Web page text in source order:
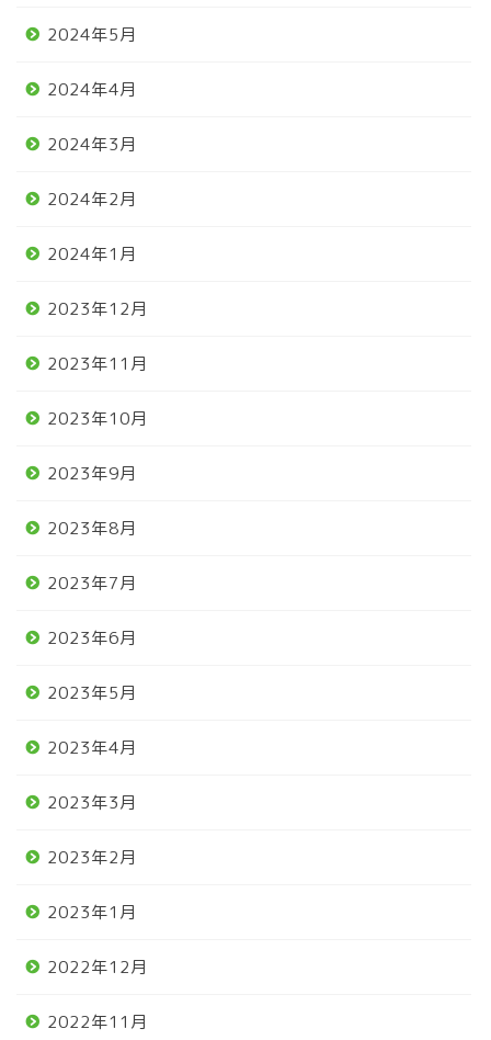
2024年5月
2024年4月
2024年3月
2024年2月
2024年1月
2023年12月
2023年11月
2023年10月
2023年9月
2023年8月
2023年7月
2023年6月
2023年5月
2023年4月
2023年3月
2023年2月
2023年1月
2022年12月
2022年11月